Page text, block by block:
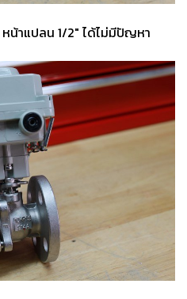
น้าแปลน 1/2" ได้ไม่มีปัญหา